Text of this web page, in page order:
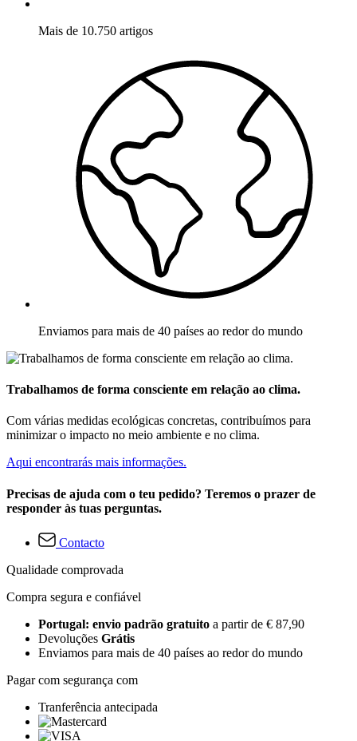
Mais de 10.750 artigos
Enviamos para mais de 40 países ao redor do mundo
Trabalhamos de forma consciente em relação ao clima.
Com várias medidas ecológicas concretas, contribuímos para
minimizar o impacto no meio ambiente e no clima.
Aqui encontrarás mais informações.
Precisas de ajuda com o teu pedido? Teremos o prazer de
responder às tuas perguntas.
Contacto
Qualidade comprovada
Compra segura e confiável
Portugal: envio padrão gratuito a partir de € 87,90
Devoluções Grátis
Enviamos para mais de 40 países ao redor do mundo
Pagar com segurança com
Tranferência antecipada